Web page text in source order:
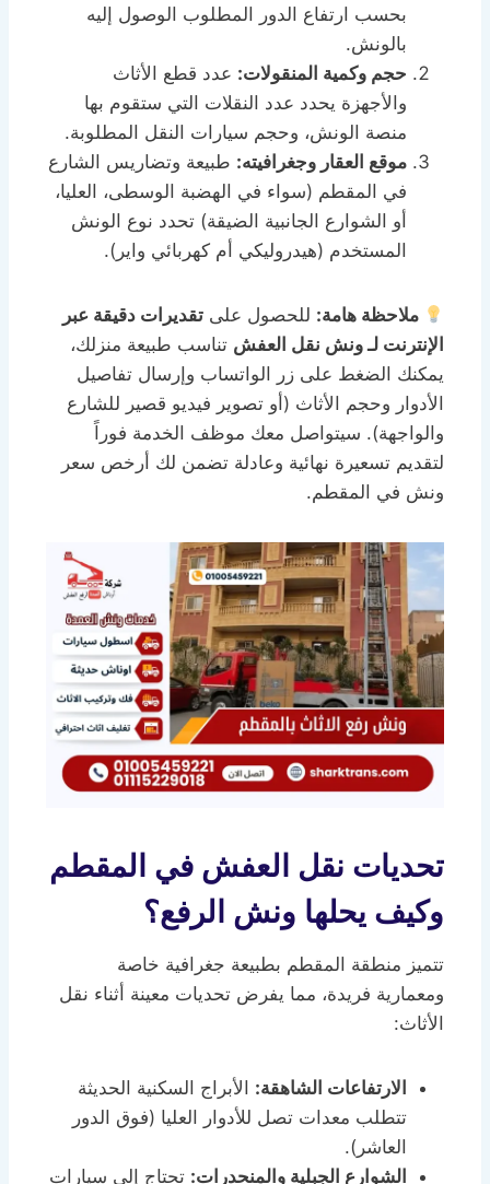
بحسب ارتفاع الدور المطلوب الوصول إليه
بالونش.
حجم وكمية المنقولات: عدد قطع الأثاث
والأجهزة يحدد عدد النقلات التي ستقوم بها
منصة الونش، وحجم سيارات النقل المطلوبة.
موقع العقار وجغرافيته: طبيعة وتضاريس الشارع
في المقطم (سواء في الهضبة الوسطى، العليا،
أو الشوارع الجانبية الضيقة) تحدد نوع الونش
المستخدم (هيدروليكي أم كهربائي واير).
ملاحظة هامة: للحصول علىتقديرات دقيقة عبر
الإنترنت لـ ونش نقل العفش تناسب طبيعة منزلك،
يمكنك الضغط على زر الواتساب وإرسال تفاصيل
الأدوار وحجم الأثاث (أو تصوير فيديو قصير للشارع
والواجهة). سيتواصل معك موظف الخدمة فوراً
لتقديم تسعيرة نهائية وعادلة تضمن لك أرخص سعر
ونش في المقطم.
تحديات نقل العفش في المقطم
وكيف يحلها ونش الرفع؟
تتميز منطقة المقطم بطبيعة جغرافية خاصة
ومعمارية فريدة، مما يفرض تحديات معينة أثناء نقل
الأثاث:
الارتفاعات الشاهقة: الأبراج السكنية الحديثة
تتطلب معدات تصل للأدوار العليا (فوق الدور
العاشر).
الشوارع الجبلية والمنحدرات: تحتاج إلى سيارات